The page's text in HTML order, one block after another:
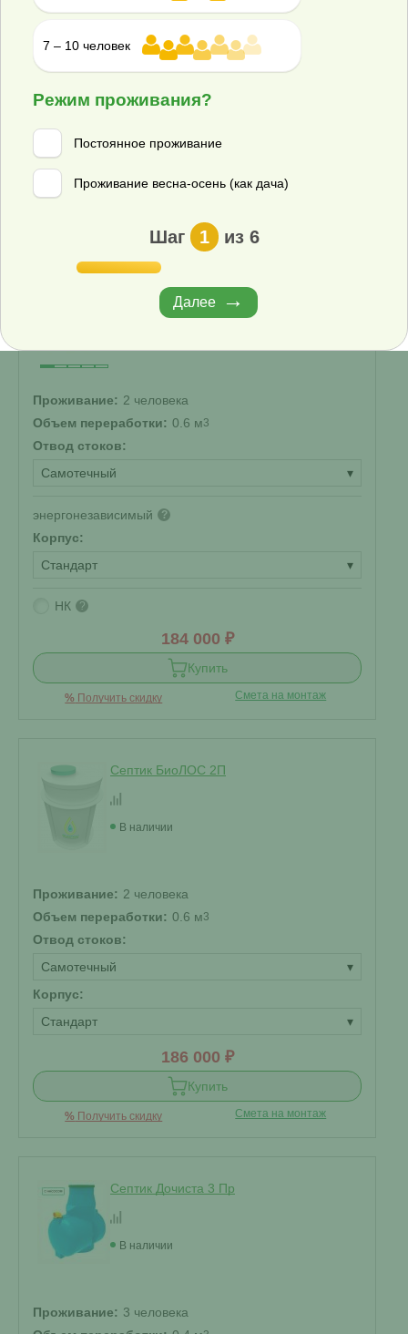
Самотечный
энергонезависимый ?
Стандарт
173 000 ₽
Септик Гринлос Аэро Лайт 2 Пр НК Миди
Проживание: 2 человека
Объем переработки: 0.6 м3
Отвод стоков:
Самотечный
▾
энергонезависимый ?
Корпус:
Стандарт
▾
НК ?
184 000 ₽
Купить
% Получить скидку Смета на монтаж
Септик БиоЛОС 2П
В наличии
Проживание: 2 человека
Объем переработки: 0.6 м3
Отвод стоков:
Самотечный
▾
Корпус:
Стандарт
▾
186 000 ₽
Купить
% Получить скидку Смета на монтаж
Септик Дочиста 3 Пр
В наличии
Проживание: 3 человека
7 – 10 человек
Режим проживания?
Постоянное проживание
Проживание весна-осень (как дача)
Шаг 1 из 6
Далее